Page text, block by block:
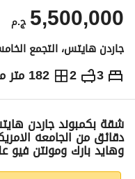
ج.م 5,500,000
جاردن هايتس، التجمع
3
2 182 متر مربع ج.م5,500,000
التفاصيل
دقائق من الجامعه
وهايد بارك ومونتن فيو